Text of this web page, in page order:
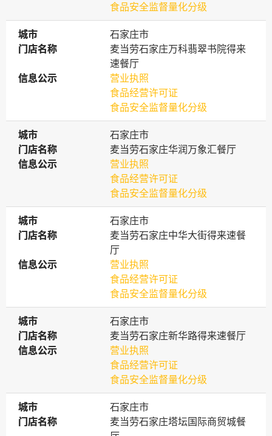
食品安全监督量化分级
城市
城市
石家庄市
门店名称
门店名称
麦当劳石家庄万科翡翠书院得来
速餐厅
信息公示
信息公示
营业执照
食品经营许可证
食品安全监督量化分级
城市
城市
石家庄市
门店名称
门店名称
麦当劳石家庄华润万象汇餐厅
信息公示
信息公示
营业执照
食品经营许可证
食品安全监督量化分级
城市
城市
石家庄市
门店名称
门店名称
麦当劳石家庄中华大街得来速餐
厅
信息公示
信息公示
营业执照
食品经营许可证
食品安全监督量化分级
城市
城市
石家庄市
门店名称
门店名称
麦当劳石家庄新华路得来速餐厅
信息公示
信息公示
营业执照
食品经营许可证
食品安全监督量化分级
城市
城市
石家庄市
门店名称
门店名称
麦当劳石家庄塔坛国际商贸城餐